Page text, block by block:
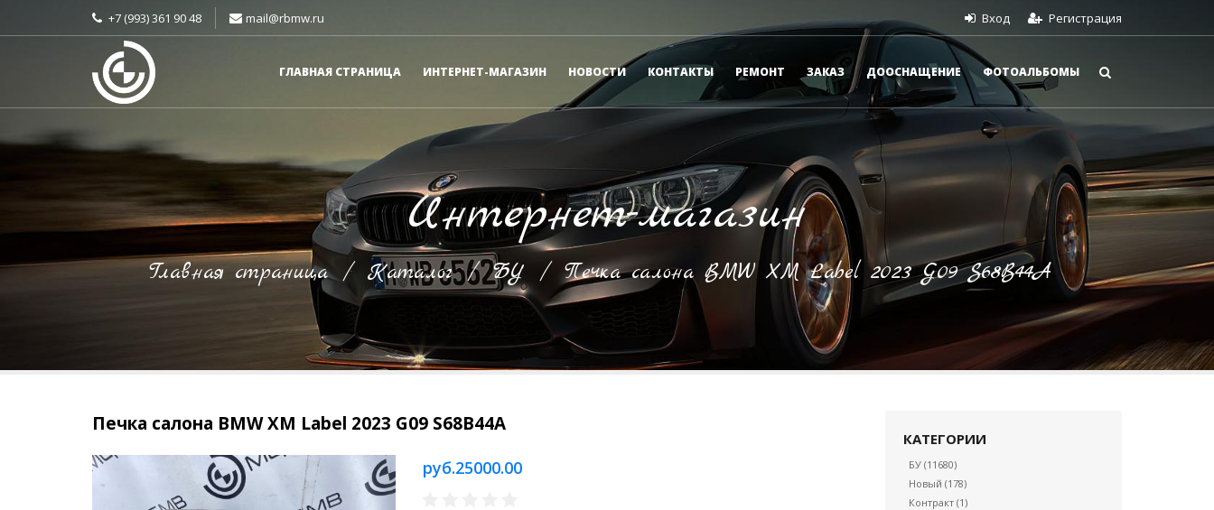
+7 (993) 361 90 48 mail@rbmw.ru Вход Регистрация
ГЛАВНАЯ СТРАНИЦА ИНТЕРНЕТ-МАГАЗИН НОВОСТИ КОНТАКТЫ РЕМОНТ ЗАКАЗ ДООСНАЩЕНИЕ ФОТОАЛЬБОМЫ
Интернет-магазин
Главная страница / Каталог /БУ / Печка салона BMW XM Label 2023 G09 S68B44A
Печка салона BMW XM Label 2023 G09 S68B44A
руб.25000.00
КАТЕГОРИИ
БУ (11680)
Новый (178)
Контракт (1)